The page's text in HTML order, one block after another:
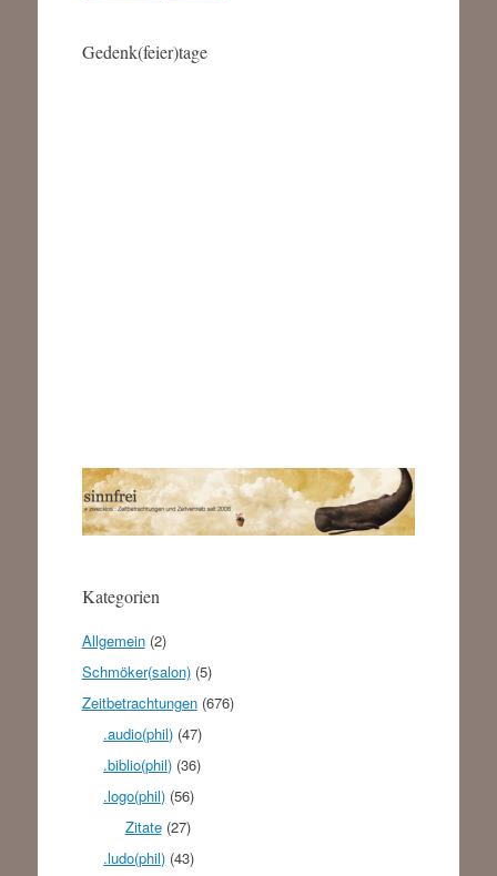
Gedenk(feier)tage
Kategorien
Allgemein(2)
Schmöker(salon)(5)
Zeitbetrachtungen(676)
.audio(phil) (47)
.biblio(phil) (36)
.logo(phil) (56)
Zitate(27)
.ludo(phil) (43)